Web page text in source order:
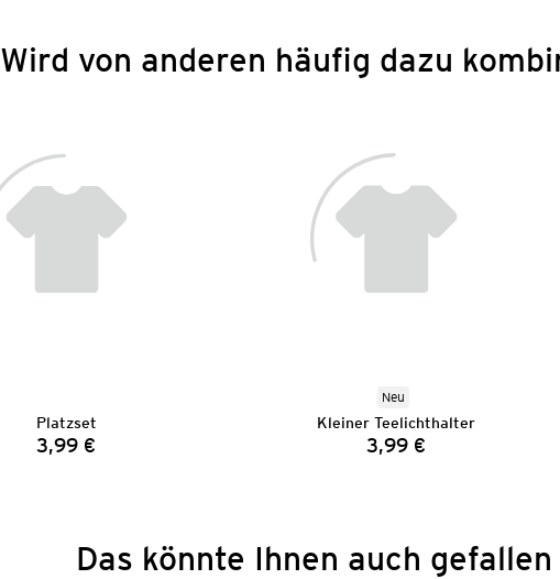
Wird von anderen häufig dazu
Platzset
Preis:
3,99 €
Neu
Kleiner Teelichthalter
Preis:
3,99 €
Das könnte Ihnen auch gefallen